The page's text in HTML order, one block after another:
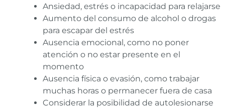
Ansiedad, estrés o incapacidad para relajarse
Aumento del consumo de alcohol o drogas
para escapar del estrés
Ausencia emocional, como no poner
atención o no estar presente en el
momento
Ausencia física o evasión, como trabajar
muchas horas o permanecer fuera de casa
Considerar la posibilidad de autolesionarse